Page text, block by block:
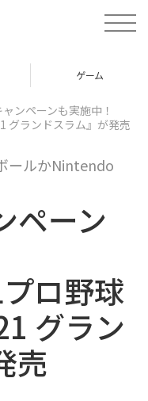
t
o
i
ゲーム
ンペーンも実施中！
グランドスラム』が発売
ールかNintendo
ペーン
プロ野球
グラン
売